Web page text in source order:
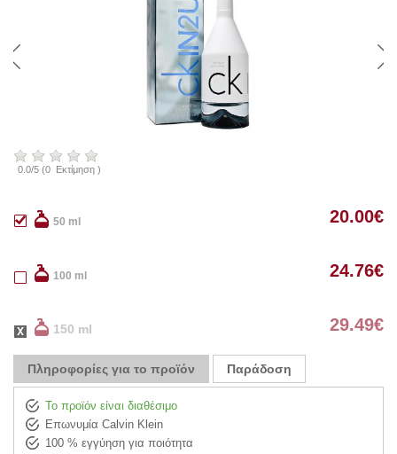
0.0/5 (0 Εκτίμηση )
50 ml 20.00€
100 ml 24.76€
150 ml 29.49€
Πληροφορίες για το προϊόν Παράδοση
Το προϊόν είναι διαθέσιμο
Επωνυμία Calvin Klein
100 % εγγύηση για ποιότητα